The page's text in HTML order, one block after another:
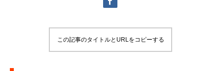
この記事のタイトルとURLをコピーする